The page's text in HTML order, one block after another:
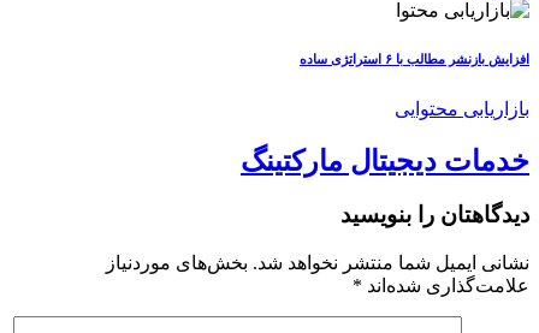
افزایش بازنشر مطالب با ۶ استراتژی ساده
بازاریابی محتوایی
خدمات دیجیتال مارکتینگ
دیدگاهتان را بنویسید
نشانی ایمیل شما منتشر نخواهد شد. بخش‌های موردنیاز
علامت‌گذاری شده‌اند *